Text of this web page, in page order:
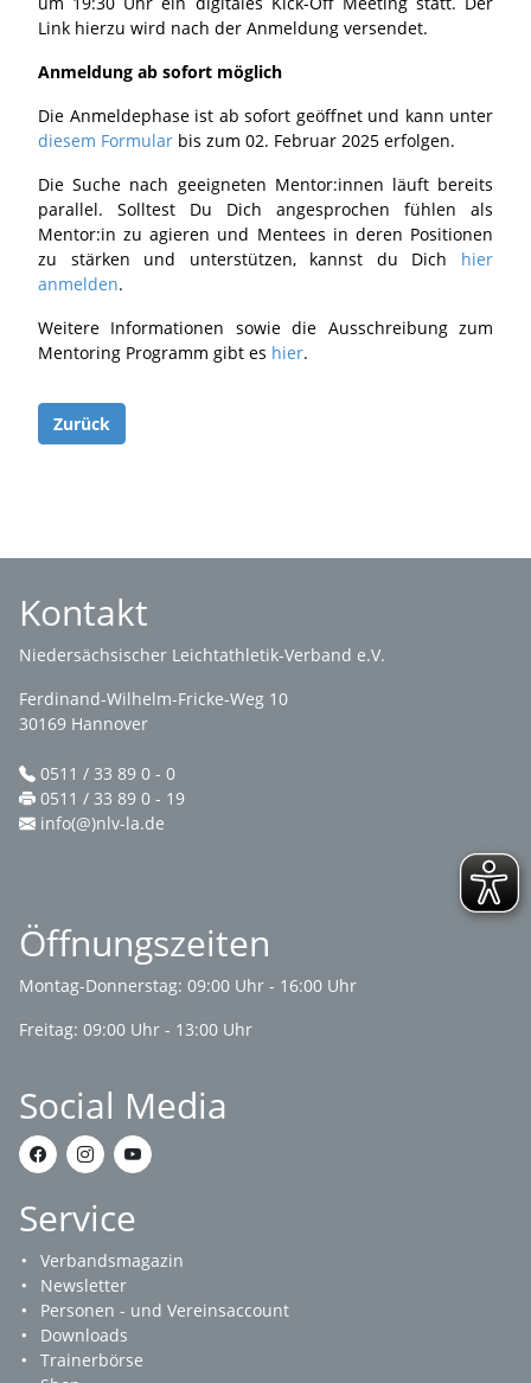
Link hierzu wird nach der Anmeldung versendet.
Anmeldung ab sofort möglich
Die Anmeldephase ist ab sofort geöffnet und kann unter
diesem Formular bis zum 02. Februar 2025 erfolgen.
Die Suche nach geeigneten Mentor:innen läuft bereits
parallel. Solltest Du Dich angesprochen fühlen als
Mentor:in zu agieren und Mentees in deren Positionen
zu stärken und unterstützen, kannst du Dich hier
anmelden.
Weitere Informationen sowie die Ausschreibung zum
Mentoring Programm gibt es hier.
Zurück
Kontakt
Niedersächsischer Leichtathletik-Verband e.V.
Ferdinand-Wilhelm-Fricke-Weg 10
30169 Hannover
0511 / 33 89 0 - 0
0511 / 33 89 0 - 19
info(@)nlv-la.de
Öffnungszeiten
Montag-Donnerstag: 09:00 Uhr - 16:00 Uhr
Freitag: 09:00 Uhr - 13:00 Uhr
Social Media
Service
Verbandsmagazin
Newsletter
Personen - und Vereinsaccount
Downloads
Trainerbörse